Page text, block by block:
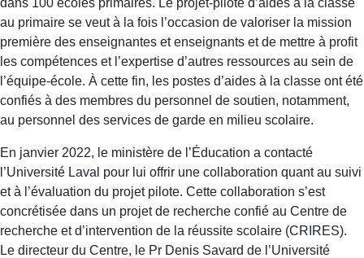
dans 100 écoles primaires. Le projet-pilote d’aides à la classe
au primaire se veut à la fois l’occasion de valoriser la mission
première des enseignantes et enseignants et de mettre à profit
les compétences et l’expertise d’autres ressources au sein de
l’équipe-école. À cette fin, les postes d’aides à la classe ont été
confiés à des membres du personnel de soutien, notamment,
au personnel des services de garde en milieu scolaire.
En janvier 2022, le ministère de l’Éducation a contacté
l’Université Laval pour lui offrir une collaboration quant au suivi
et à l’évaluation du projet pilote. Cette collaboration s’est
concrétisée dans un projet de recherche confié au Centre de
recherche et d’intervention de la réussite scolaire (CRIRES).
Le directeur du Centre, le Pr Denis Savard de l’Université